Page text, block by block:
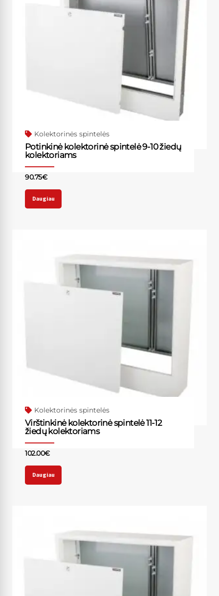
Kolektorinės spintelės
Potinkinė kolektorinė spintelė 9-10 žiedų
kolektoriams
90.75€
Daugiau
Kolektorinės spintelės
Virštinkinė kolektorinė spintelė 11-12
žiedų kolektoriams
102.00€
Daugiau